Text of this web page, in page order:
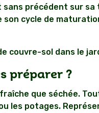
précédent sur
son cycle de
couvre-sol dans le
préparer ?
que séchée.
les potages.